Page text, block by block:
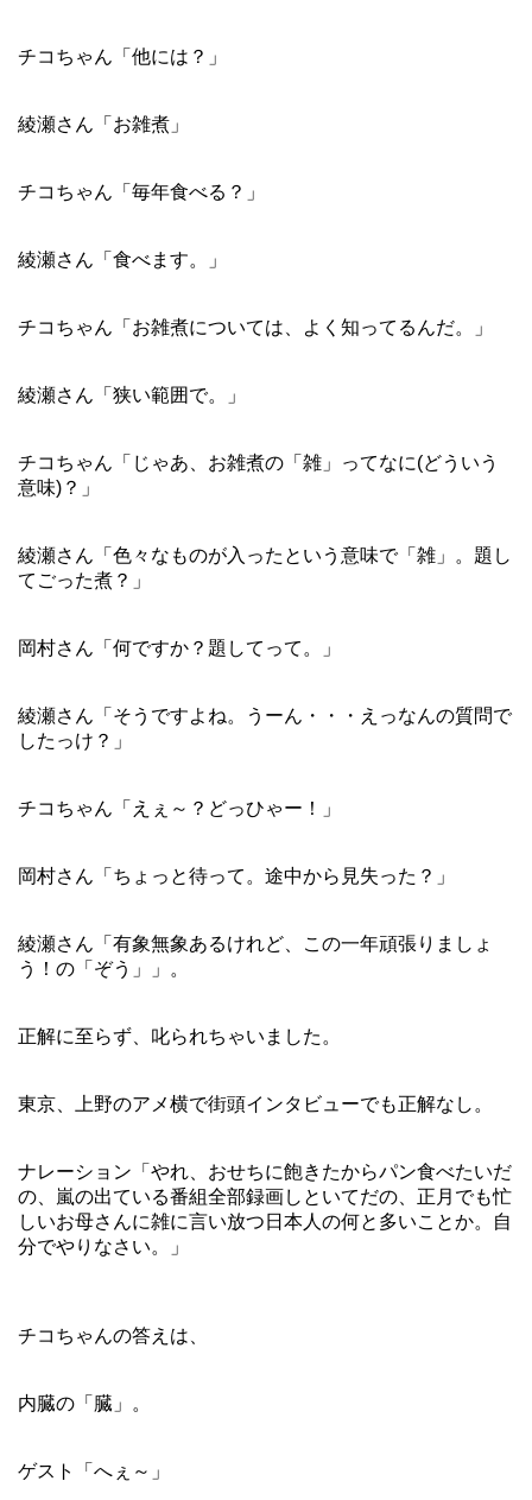
チコちゃん「他には？」
綾瀬さん「お雑煮」
チコちゃん「毎年食べる？」
綾瀬さん「食べます。」
チコちゃん「お雑煮については、よく知ってるんだ。」
綾瀬さん「狭い範囲で。」
チコちゃん「じゃあ、お雑煮の「雑」ってなに(どういう
意味)？」
綾瀬さん「色々なものが入ったという意味で「雑」。題し
てごった煮？」
岡村さん「何ですか？題してって。」
綾瀬さん「そうですよね。うーん・・・えっなんの質問で
したっけ？」
チコちゃん「えぇ～？どっひゃー！」
岡村さん「ちょっと待って。途中から見失った？」
綾瀬さん「有象無象あるけれど、この一年頑張りましょ
う！の「ぞう」」。
正解に至らず、叱られちゃいました。
東京、上野のアメ横で街頭インタビューでも正解なし。
ナレーション「やれ、おせちに飽きたからパン食べたいだ
の、嵐の出ている番組全部録画しといてだの、正月でも忙
しいお母さんに雑に言い放つ日本人の何と多いことか。自
分でやりなさい。」
チコちゃんの答えは、
内臓の「臓」。
ゲスト「へぇ～」